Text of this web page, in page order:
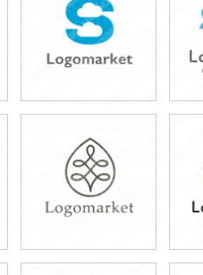
(税込54,780円)
49,800円
(税込54,780円)